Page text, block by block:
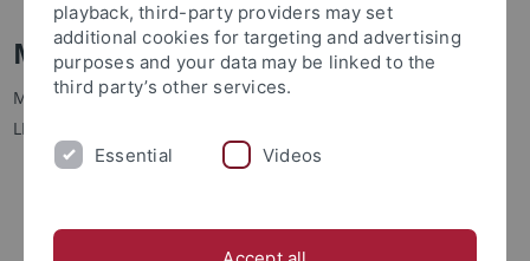
Mitarbeiter/Mitglieder
Mitglieder der Universität Tübingen sind nach §§9 und 53 des
LHG Baden-Württemberg folgende Personen:
Mitarbeiter an der Universität Tübingen (mit mindestens
länger als 6 Monaten pro Jahr).
playback, third-party providers may set
additional cookies for targeting and advertising
purposes and your data may be linked to the
third party’s other services.
Essential Videos